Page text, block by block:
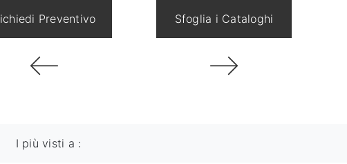
Preventivo Sfoglia i Cataloghi
I più visti a :